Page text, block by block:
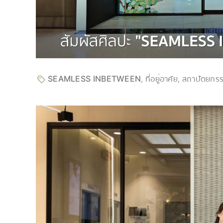
SEAMLESS INBETWEEN, ที่อยู่อาศัย, สถาปัตยกร